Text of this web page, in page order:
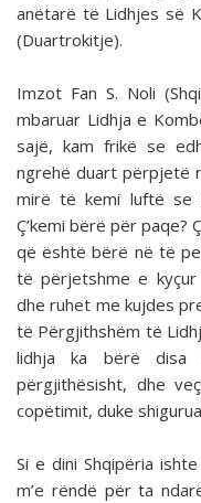
anëtarë të Lidhjes së
(Duartrokitje).
Imzot Fan S. Noli
mbaruar Lidhja e
sajë, kam frikë se
ngrehë duart përpjetë
mirë të kemi luftë se
Ç’kemi bërë për paqe?
që është bërë në të
të përjetshme e
dhe ruhet me kujdes
të Përgjithshëm të
lidhja ka bërë disa
përgjithësisht, dhe
copëtimit, duke
Si e dini Shqipëria
m’e rëndë për ta